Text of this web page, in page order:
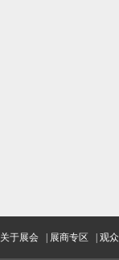
关于展会 展商专区 观